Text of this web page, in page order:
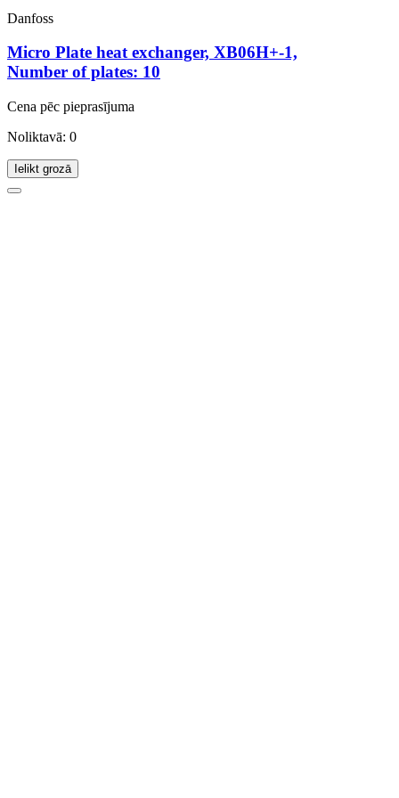
Danfoss
Micro Plate heat exchanger, XB06H+-1,
Number of plates: 10
Cena pēc pieprasījuma
Noliktavā: 0
Ielikt grozā